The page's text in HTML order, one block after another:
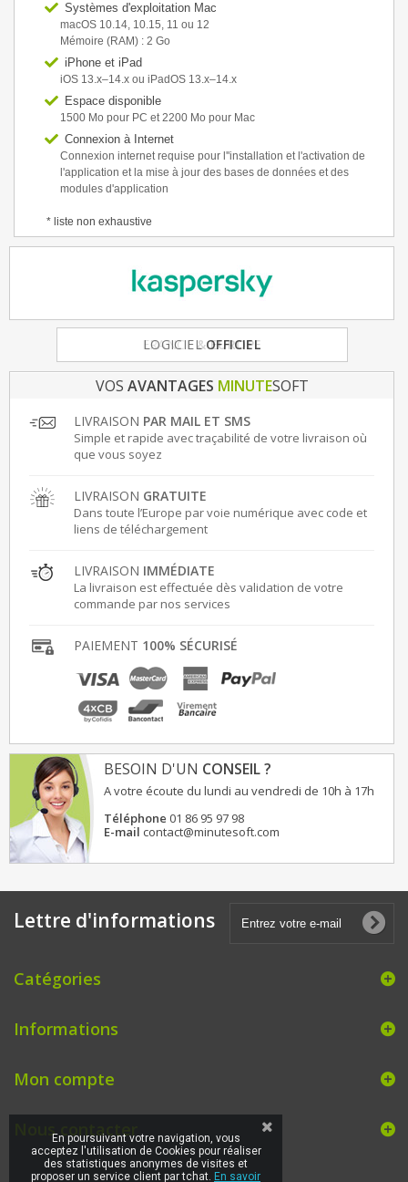
Systèmes d'exploitation Mac
macOS 10.14, 10.15, 11 ou 12
Mémoire (RAM) : 2 Go
iPhone et iPad
iOS 13.x–14.x ou iPadOS 13.x–14.x
Espace disponible
1500 Mo pour PC et 2200 Mo pour Mac
Connexion à Internet
Connexion internet requise pour l''installation et l'activation de
l'application et la mise à jour des bases de données et des
modules d'application
* liste non exhaustive
FRANCE & EUROPE
VOS AVANTAGES MINUTESOFT
LIVRAISON PAR MAIL ET SMS
Simple et rapide avec traçabilité de votre livraison où
que vous soyez
LIVRAISON GRATUITE
Dans toute l’Europe par voie numérique avec code et
liens de téléchargement
LIVRAISON IMMÉDIATE
La livraison est effectuée dès validation de votre
commande par nos services
PAIEMENT 100% SÉCURISÉ
BESOIN D'UN CONSEIL ?
A votre écoute du lundi au vendredi de 10h à 17h
Téléphone 01 86 95 97 98
E-mail contact@minutesoft.com
Lettre d'informations
Catégories
Informations
Mon compte
Nous contacter
En poursuivant votre navigation, vous
acceptez l'utilisation de Cookies pour réaliser
des statistiques anonymes de visites et
proposer un service client par tchat. En savoir